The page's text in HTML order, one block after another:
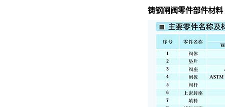
铸钢闸阀零件部件材料